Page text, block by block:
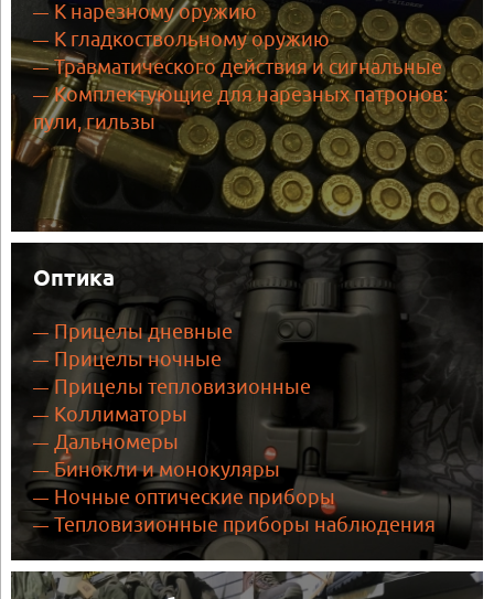
К нарезному оружию
К гладкоствольному оружию
Травматического действия и сигнальные
Комплектующие для нарезных патронов:
пули, гильзы
Оптика
Прицелы дневные
Прицелы ночные
Прицелы тепловизионные
Коллиматоры
Дальномеры
Бинокли и монокуляры
Ночные оптические приборы
Тепловизионные приборы наблюдения